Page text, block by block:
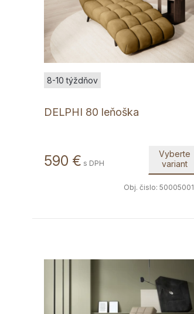
DELPHI 80 leňoška
8-10 týždňov
590 € s DPH
Vyberte
variant
Obj. čislo:5000500120